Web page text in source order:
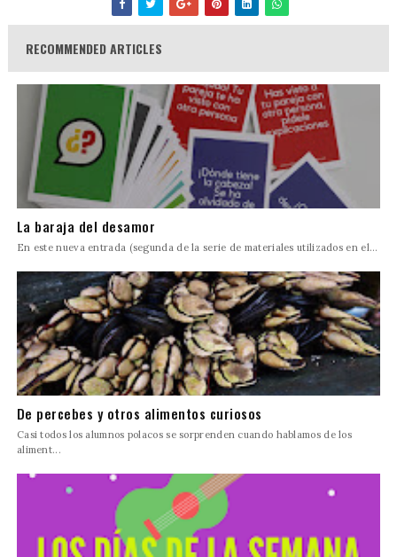
RECOMMENDED ARTICLES
La baraja del desamor
En este nueva entrada (segunda de la serie de materiales utilizados en el...
De percebes y otros alimentos curiosos
Casi todos los alumnos polacos se sorprenden cuando hablamos de los
aliment...